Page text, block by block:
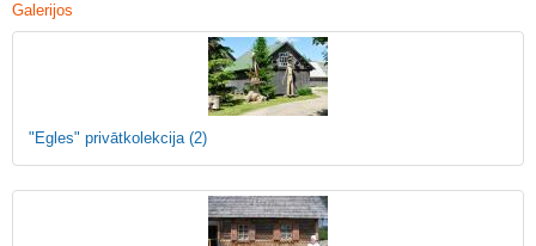
Galerijos
"Egles" privātkolekcija (2)